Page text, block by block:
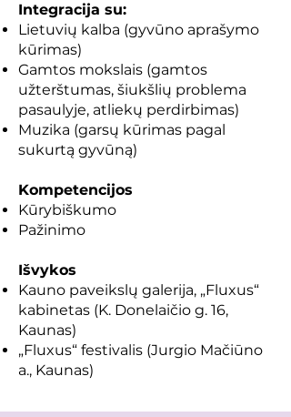
Integracija su:
Lietuvių kalba (gyvūno aprašymo
kūrimas)
Gamtos mokslais (gamtos
užterštumas, šiukšlių problema
pasaulyje, atliekų perdirbimas)
Muzika (garsų kūrimas pagal
sukurtą gyvūną)
Kompetencijos
Kūrybiškumo
Pažinimo
Išvykos
Kauno paveikslų galerija, „Fluxus“
kabinetas (K. Donelaičio g. 16,
Kaunas)
„Fluxus“ festivalis (Jurgio Mačiūno
a., Kaunas)